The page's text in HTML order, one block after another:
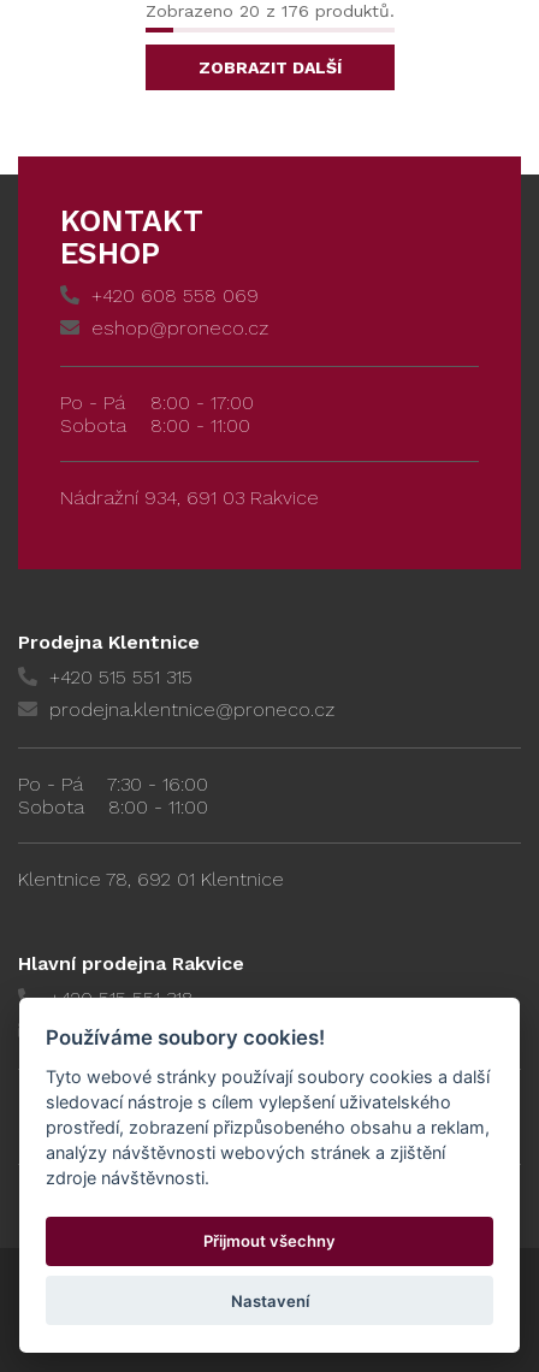
Zobrazeno 20 z 176 produktů.
ZOBRAZIT DALŠÍ
KONTAKT
ESHOP
+420 608 558 069
eshop@proneco.cz
Po - Pá
8:00 - 17:00
Sobota
8:00 - 11:00
Nádražní 934, 691 03 Rakvice
Prodejna Klentnice
+420 515 551 315
prodejna.klentnice@proneco.cz
Po - Pá
7:30 - 16:00
Sobota
8:00 - 11:00
Klentnice 78, 692 01 Klentnice
Hlavní prodejna Rakvice
+420 515 551 318
prodejna@proneco.cz
Po - Pá
8:00 - 17:00
Sobota
8:00 - 11:00
Používáme soubory cookies!
Tyto webové stránky používají soubory cookies a další
sledovací nástroje s cílem vylepšení uživatelského
prostředí, zobrazení přizpůsobeného obsahu a reklam,
analýzy návštěvnosti webových stránek a zjištění
zdroje návštěvnosti.
Přijmout všechny
Nastavení